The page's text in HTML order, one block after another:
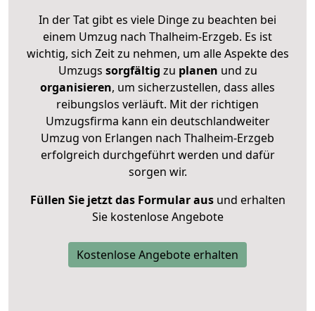
In der Tat gibt es viele Dinge zu beachten bei
einem Umzug nach Thalheim-Erzgeb. Es ist
wichtig, sich Zeit zu nehmen, um alle Aspekte des
Umzugs sorgfältig zu planen und zu
organisieren, um sicherzustellen, dass alles
reibungslos verläuft. Mit der richtigen
Umzugsfirma kann ein deutschlandweiter
Umzug von Erlangen nach Thalheim-Erzgeb
erfolgreich durchgeführt werden und dafür
sorgen wir.
Füllen Sie jetzt das Formular ausund erhalten
Sie kostenlose Angebote
Kostenlose Angebote erhalten